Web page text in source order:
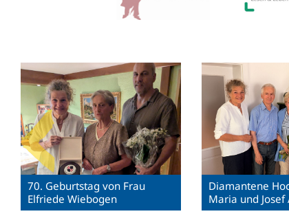
70. Geburtstag von Frau
Elfriede Wiebogen
Diamantene
Maria und